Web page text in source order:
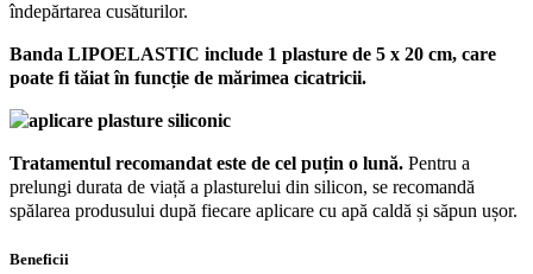
îndepărtarea cusăturilor.
Banda LIPOELASTIC include 1 plasture de 5 x 20 cm, care
poate fi tăiat în funcție de mărimea cicatricii.
Tratamentul recomandat este de cel puțin o lună. Pentru a
prelungi durata de viață a plasturelui din silicon, se recomandă
spălarea produsului după fiecare aplicare cu apă caldă și săpun ușor.
Beneficii